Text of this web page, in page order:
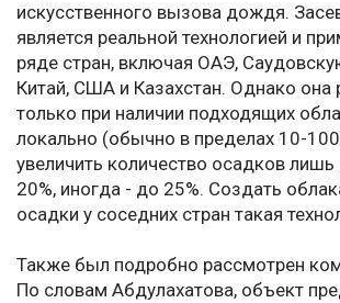
искусственного вызова дождя.
является реальной технологией и
ряде стран, включая ОАЭ,
Китай, США и Казахстан. Однако она
только при наличии подходящих
локально (обычно в пределах 10-
увеличить количество осадков
20%, иногда - до 25%. Создать
осадки у соседних стран такая
Также был подробно рассмотрен
По словам Абдулахатова, объект